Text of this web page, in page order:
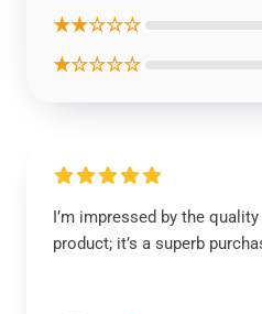
★★☆☆☆
★☆☆☆☆
I’m impressed by the
product; it’s a superb